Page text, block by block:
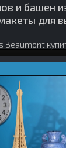
и башен
для
Beaumont